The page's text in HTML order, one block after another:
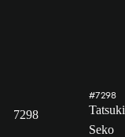
7298
#7298
Tatsuki
Seko